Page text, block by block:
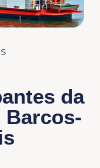
da
Barcos-